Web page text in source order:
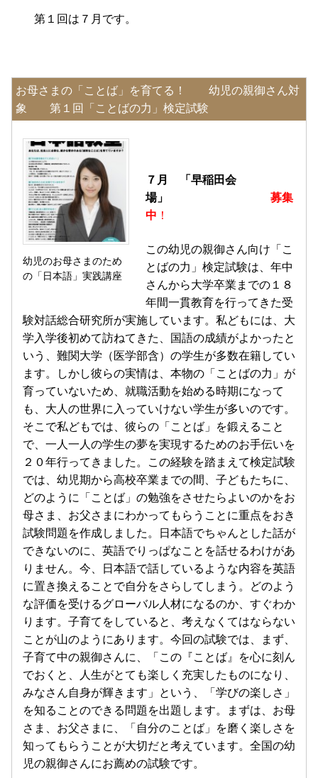
第１回は７月です。
お母さまの「ことば」を育てる！ 幼児の親御さん対
象 第１回「ことばの力」検定試験
幼児のお母さまのため
の「日本語」実践講座
７月 「早稲田会
場」
募集
中 ！
この幼児の親御さん向け「こ
とばの力」検定試験は、年中
さんから大学卒業までの１８
年間一貫教育を行ってきた受
験対話総合研究所が実施しています。私どもには、大
学入学後初めて訪ねてきた、国語の成績がよかったと
いう、難関大学（医学部含）の学生が多数在籍してい
ます。しかし彼らの実情は、本物の「ことばの力」が
育っていないため、就職活動を始める時期になって
も、大人の世界に入っていけない学生が多いのです。
そこで私どもでは、彼らの「ことば」を鍛えること
で、一人一人の学生の夢を実現するためのお手伝いを
２０年行ってきました。この経験を踏まえて検定試験
では、幼児期から高校卒業までの間、子どもたちに、
どのように「ことば」の勉強をさせたらよいのかをお
母さま、お父さまにわかってもらうことに重点をおき
試験問題を作成しました。日本語でちゃんとした話が
できないのに、英語でりっぱなことを話せるわけがあ
りません。今、日本語で話しているような内容を英語
に置き換えることで自分をさらしてしまう。どのよう
な評価を受けるグローバル人材になるのか、すぐわか
ります。子育てをしていると、考えなくてはならない
ことが山のようにあります。今回の試験では、まず、
子育て中の親御さんに、「この『ことば』を心に刻ん
でおくと、人生がとても楽しく充実したものになり、
みなさん自身が輝きます」という、「学びの楽しさ」
を知ることのできる問題を出題します。まずは、お母
さま、お父さまに、「自分のことば」を磨く楽しさを
知ってもらうことが大切だと考えています。全国の幼
児の親御さんにお薦めの試験です。